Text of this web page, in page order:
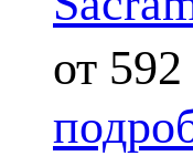
от